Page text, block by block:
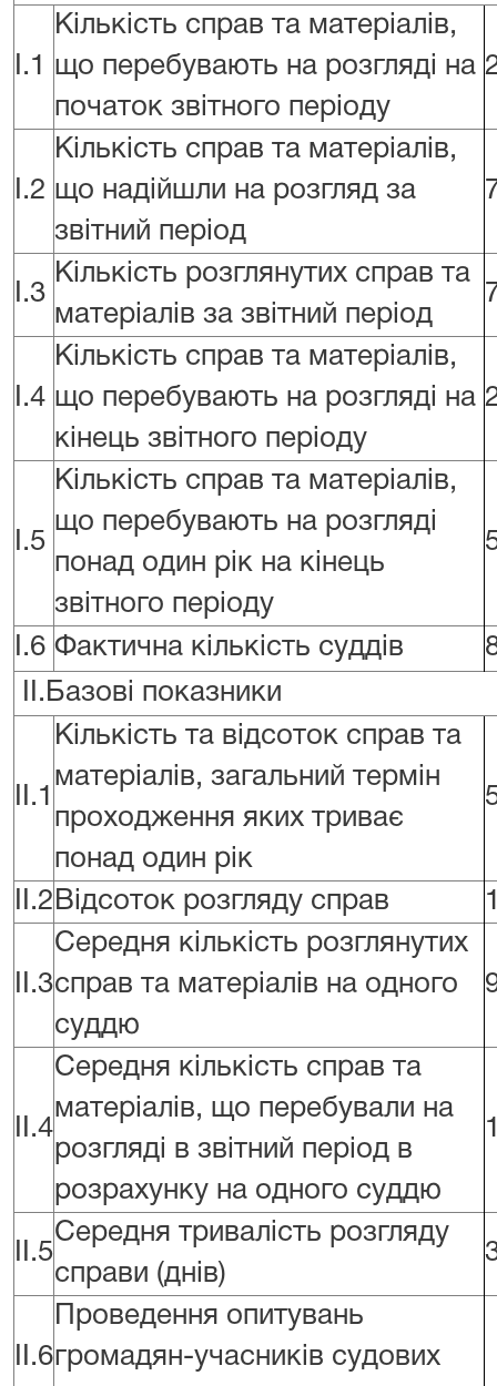
I.1
Кількість справ та матеріалів,
що перебувають на розгляді на
початок звітного періоду
I.2
Кількість справ та матеріалів,
що надійшли на розгляд за
звітний період
I.3
Кількість розглянутих справ та
матеріалів за звітний період
I.4
Кількість справ та матеріалів,
що перебувають на розгляді на
кінець звітного періоду
I.5
Кількість справ та матеріалів,
що перебувають на розгляді
понад один рік на кінець
звітного періоду
I.6 Фактична кількість суддів
II.Базові показники
II.1
Кількість та відсоток справ та
матеріалів, загальний термін
проходження яких триває
понад один рік
II.2 Відсоток розгляду справ
II.3
Середня кількість розглянутих
справ та матеріалів на одного
суддю
II.4
Середня кількість справ та
матеріалів, що перебували на
розгляді в звітний період в
розрахунку на одного суддю
II.5
Середня тривалість розгляду
справи (днів)
II.6
Проведення опитувань
громадян-учасників судових